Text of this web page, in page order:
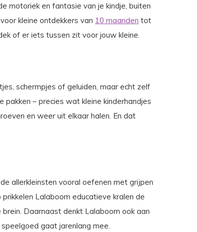
motoriek en fantasie van je kindje, buiten
kleine ontdekkers van 10 maanden tot
of er iets tussen zit voor jouw kleine.
schermpjes of geluiden, maar echt zelf
pakken – precies wat kleine kinderhandjes
en weer uit elkaar halen. En dat
allerkleinsten vooral oefenen met grijpen
Lalaboom educatieve kralen de
Daarnaast denkt Lalaboom ook aan
gaat jarenlang mee.